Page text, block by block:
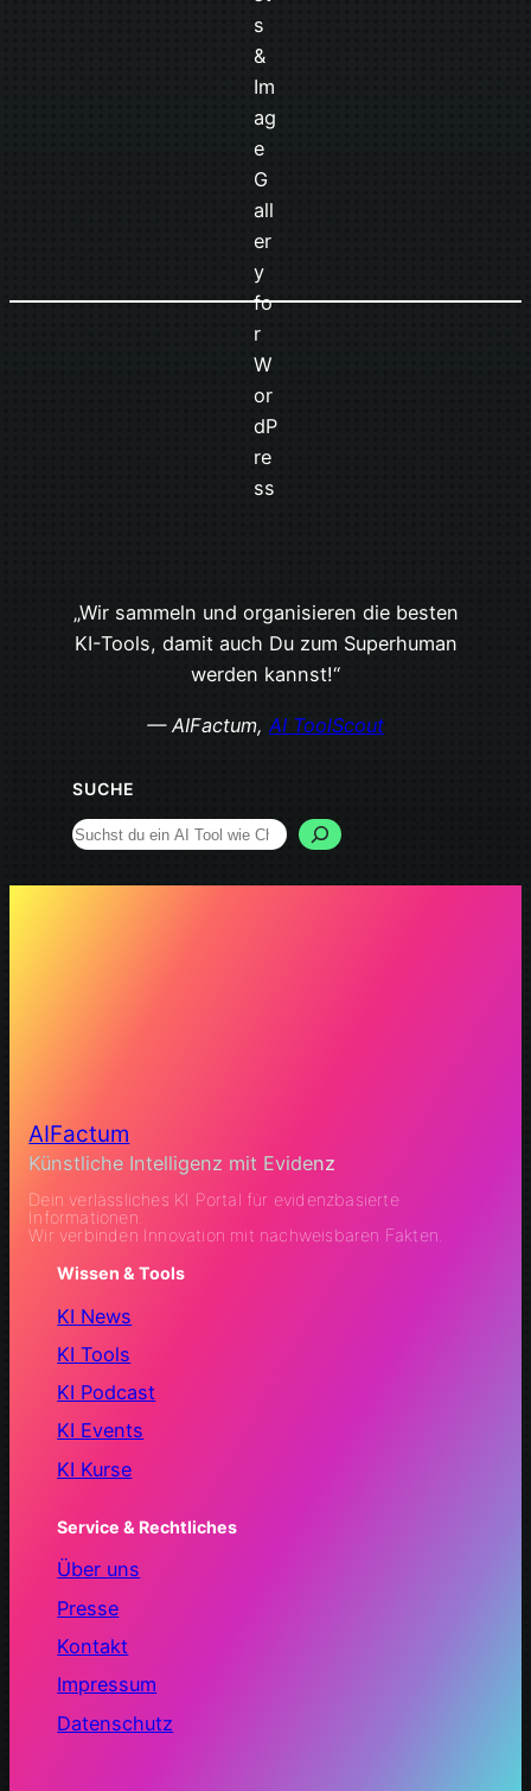
„Wir sammeln und organisieren die besten
KI-Tools, damit auch Du zum Superhuman
werden kannst!“
— AIFactum, AI ToolScout
SUCHE
Search
AIFactum
Künstliche Intelligenz mit Evidenz
Dein verlässliches KI Portal für evidenzbasierte
Informationen.
Wir verbinden Innovation mit nachweisbaren Fakten.
Wissen & Tools
KI News
KI Tools
KI Podcast
KI Events
KI Kurse
Service & Rechtliches
Über uns
Presse
Kontakt
Impressum
Datenschutz